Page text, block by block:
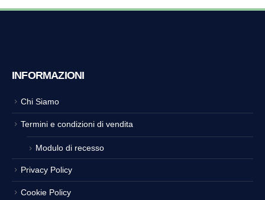
INFORMAZIONI
Chi Siamo
Termini e condizioni di vendita
Modulo di recesso
Privacy Policy
Cookie Policy